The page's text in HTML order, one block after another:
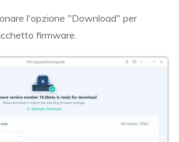
l'opzione "Download" per
firmware.